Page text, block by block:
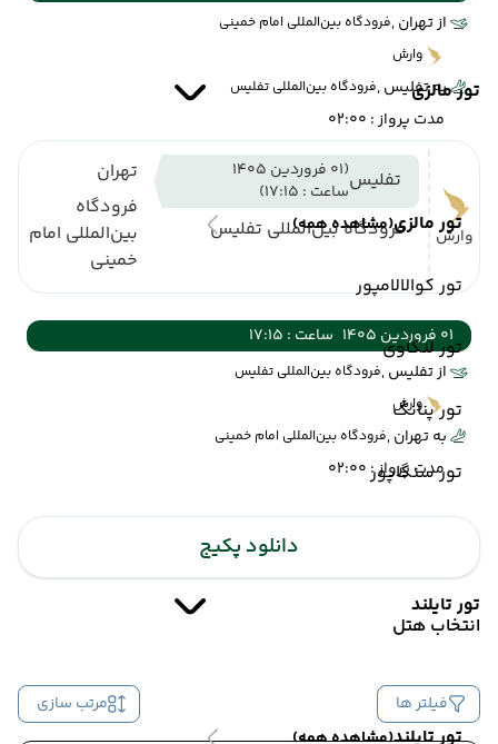
تور مالزی
تور مالزی(مشاهده همه)
تور کوالالامپور
تور لنکاوی
تور پنانگ
تور سنگاپور
تور تایلند
تور تایلند(مشاهده همه)
از تهران ,فرودگاه بین‌المللی امام خمینی
وارش
به تفلیس ,فرودگاه بین‌المللی تفلیس
مدت پرواز : 02:00
وارش
تفلیس
(01 فروردین 1405
ساعت : 17:15)
فرودگاه بین‌المللی تفلیس
تهران
فرودگاه
بین‌المللی امام
خمینی
01 فروردین 1405
ساعت : 17:15
از تفلیس ,فرودگاه بین‌المللی تفلیس
وارش
به تهران ,فرودگاه بین‌المللی امام خمینی
مدت پرواز : 02:00
دانلود پکیج
انتخاب هتل
فیلتر ها مرتب سازی